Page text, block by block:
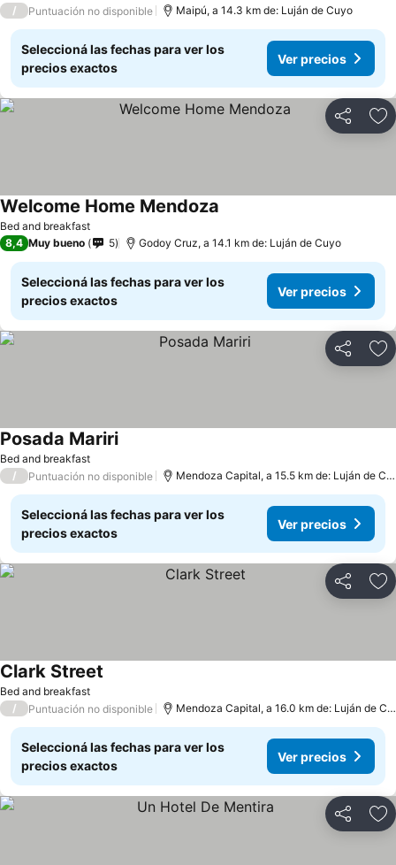
/ Puntuación no disponible Maipú, a 14.3 km de: Luján de Cuyo
Seleccioná las fechas para ver los
precios exactos
Ver precios
Compartir
Bed and breakfast
Welcome Home Mendoza
8,4 Muy bueno 5 Godoy Cruz, a 14.1 km de: Luján de Cuyo
Seleccioná las fechas para ver los
precios exactos
Ver precios
Compartir
Bed and breakfast
Posada Mariri
/ Puntuación no disponible Mendoza Capital, a 15.5 km de: Luján de Cuyo
Seleccioná las fechas para ver los
precios exactos
Ver precios
Compartir
Bed and breakfast
Clark Street
/ Puntuación no disponible Mendoza Capital, a 16.0 km de: Luján de Cuyo
Seleccioná las fechas para ver los
precios exactos
Ver precios
Compartir